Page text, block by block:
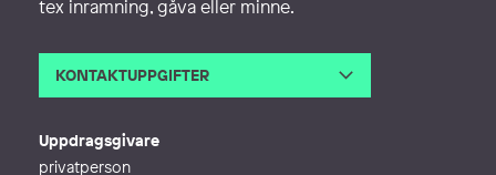
tex inramning, gåva eller minne.
KONTAKTUPPGIFTER
Uppdragsgivare
privatperson